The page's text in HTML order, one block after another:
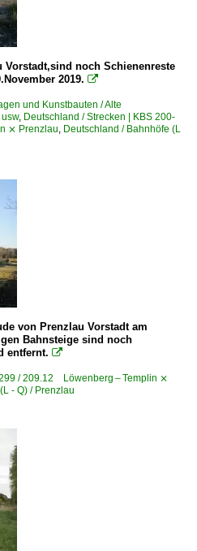
Vorstadt,sind noch Schienenreste
2019. 
und Kunstbauten / Alte
, Deutschland / Strecken | KBS 200-
⨯ Prenzlau Deutschland / Bahnhöfe (L
von Prenzlau Vorstadt am
Bahnsteige sind noch
entfernt. 
/ 209.12 Löwenberg – Templin ⨯
- Q) / Prenzlau